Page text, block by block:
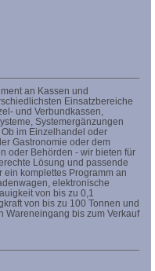
an Kassen und
Einsatzbereiche
und Verbundkassen,
Systemergänzungen
im Einzelhandel oder
Gastronomie oder dem
oder Behörden - wir bieten für
Lösung und passende
komplettes Programm an
elektronische
von bis zu 0,1
von bis zu 100 Tonnen und
Wareneingang bis zum Verkauf